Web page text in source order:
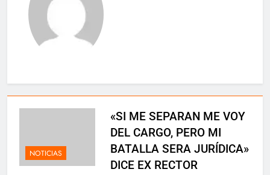
Danilo Hernández: El sueño cumplido
de un hombre luchador
12 Meses Atrás
🕊️ Nota de duelo 🕊️
“¿Críticas técnicas o ataques
universidad”
12 Meses Atrás
NOTICIAS
«SI ME SEPARAN ME VOY
DEL CARGO, PERO MI
BATALLA SERA JURÍDICA»
DICE EX RECTOR